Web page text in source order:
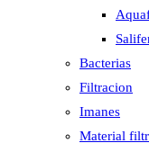
Bacterias
Filtracion
Imanes
Material